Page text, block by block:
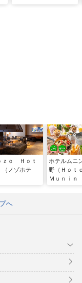
ｚｏ Ｈｏｔ
（ノゾホテ
ホテルムニ
野（Ｈｏ
Ｍｕｎｉ
へ